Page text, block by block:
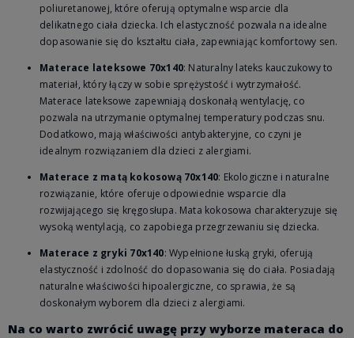
poliuretanowej, które oferują optymalne wsparcie dla
delikatnego ciała dziecka. Ich elastyczność pozwala na idealne
dopasowanie się do kształtu ciała, zapewniając komfortowy sen.
Materace lateksowe 70x140: Naturalny lateks kauczukowy to
materiał, który łączy w sobie sprężystość i wytrzymałość.
Materace lateksowe zapewniają doskonałą wentylację, co
pozwala na utrzymanie optymalnej temperatury podczas snu.
Dodatkowo, mają właściwości antybakteryjne, co czyni je
idealnym rozwiązaniem dla dzieci z alergiami.
Materace z matą kokosową 70x140: Ekologiczne i naturalne
rozwiązanie, które oferuje odpowiednie wsparcie dla
rozwijającego się kręgosłupa. Mata kokosowa charakteryzuje się
wysoką wentylacją, co zapobiega przegrzewaniu się dziecka.
Materace z gryki 70x140: Wypełnione łuską gryki, oferują
elastyczność i zdolność do dopasowania się do ciała. Posiadają
naturalne właściwości hipoalergiczne, co sprawia, że są
doskonałym wyborem dla dzieci z alergiami.
Na co warto zwrócić uwagę przy wyborze materaca do